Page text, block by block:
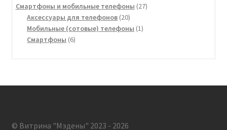
товара
Смартфоны и мобильные телефоны 2727
Аксессуары для телефонов 2020
товаров
Мобильные (сотовые) телефоны 11
Смартфоны 66
© Витрина "Мэдены" 2023 - 2026